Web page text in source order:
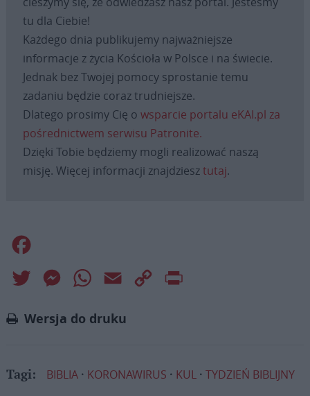
tu dla Ciebie!
Każdego dnia publikujemy najważniejsze
informacje z życia Kościoła w Polsce i na świecie.
Jednak bez Twojej pomocy sprostanie temu
zadaniu będzie coraz trudniejsze.
Dlatego prosimy Cię o wsparcie portalu eKAI.pl za
pośrednictwem serwisu Patronite.
Dzięki Tobie będziemy mogli realizować naszą
misję. Więcej informacji znajdziesztutaj.
Twitter MessengerWhatsApp
Email
Copy
Wersja do druku
Tagi: BIBLIA KORONAWIRUS KUL TYDZIEŃ BIBLIJNY